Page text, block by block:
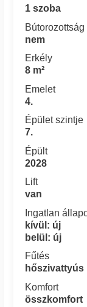
1 szoba
Bútorozottság
nem
Erkély
8 m²
Emelet
4.
Épület szintje
7.
Épült
2028
Lift
van
Ingatlan
kívül: új
belül: új
Fűtés
hőszivattyús
Komfort
összkomfort